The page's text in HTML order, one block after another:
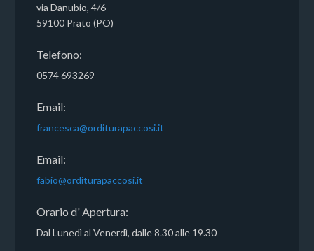
via Danubio, 4/6
59100 Prato (PO)
Telefono:
0574 693269
Email:
francesca@orditurapaccosi.it
Email:
fabio@orditurapaccosi.it
Orario d' Apertura:
Dal Lunedì al Venerdì, dalle 8.30 alle 19.30